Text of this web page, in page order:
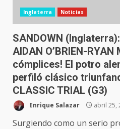
Inglaterra Noticias
SANDOWN
AIDAN O’BRIEN-RYAN
cómplices! El potro
perfiló clásico
CLASSIC TRIAL (G3)
Enrique Salazar abril 25,
Surgiendo como un serio